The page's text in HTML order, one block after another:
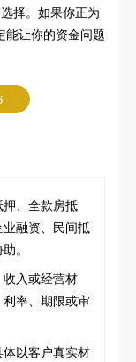
择。如果你正为
能让你的资金问题
、全款房抵
融资、民间抵
。
入或经营材
率、期限或审
以客户真实材